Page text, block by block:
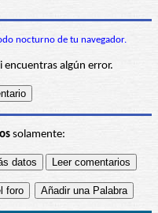
nocturno de tu navegador.
encuentras algún error.
solamente: